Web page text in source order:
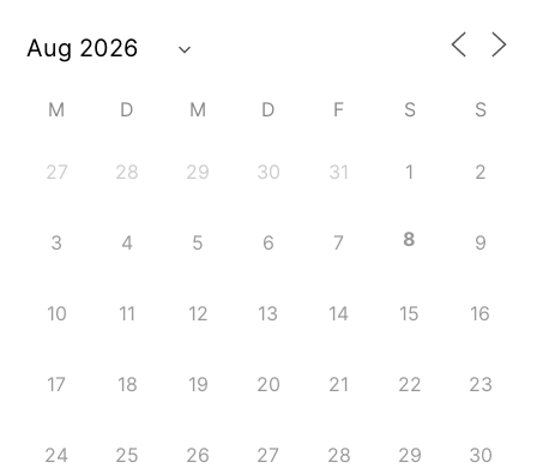
M D M D F S S
27 28 29 30 31 1 2
3 4 5 6 7 8 9
10 11 12 13 14 15 16
17 18 19 20 21 22 23
24 25 26 27 28 29 30